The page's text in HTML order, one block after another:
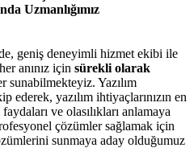
Uzmanlığımız
geniş deneyimli hizmet ekibi ile
anınız için sürekli olarak
sunabilmekteyiz. Yazılım
ederek, yazılım ihtiyaçlarınızın en
ve olasılıkları anlamaya
çözümler sağlamak için
sunmaya aday olduğumuz